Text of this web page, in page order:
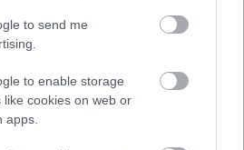
to send me
to enable storage
like cookies on web or
apps.
Összefoglaló és eredménylista
előrejelzések alapján a harmadik